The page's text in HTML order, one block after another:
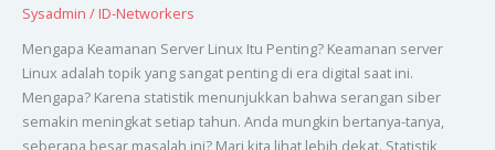
Sysadmin / ID-Networkers
Mengapa Keamanan Server Linux Itu Penting? Keamanan server
Linux adalah topik yang sangat penting di era digital saat ini.
Mengapa? Karena statistik menunjukkan bahwa serangan siber
semakin meningkat setiap tahun. Anda mungkin bertanya-tanya,